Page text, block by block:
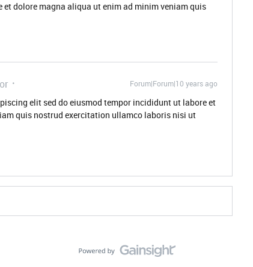
dolore magna aliqua ut enim ad minim veniam quis
Forum|Forum|10 years ago
elit sed do eiusmod tempor incididunt ut labore et
quis nostrud exercitation ullamco laboris nisi ut